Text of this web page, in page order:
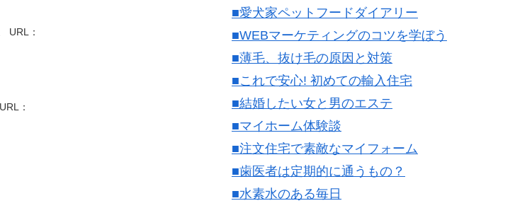
URL：
：
■愛犬家ペットフードダイアリー
■WEBマーケティングのコツを学ぼう
■薄毛、抜け毛の原因と対策
■これで安心! 初めての輸入住宅
■結婚したい女と男のエステ
■マイホーム体験談
■注文住宅で素敵なマイフォーム
■歯医者は定期的に通うもの？
■水素水のある毎日